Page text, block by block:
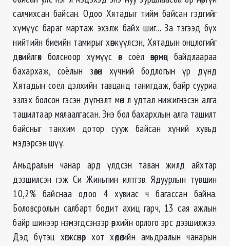
салчихсан байсан. Одоо Хятадыг тийм байсан гэдгийг
хүмүүс бараг мартаж эхэлж байх шиг... За тэгээд бүх
нийтийн биеийн тамирыг хөгжүүлсэн, Хятадын онцлогийг
дөвийлгөх болсноор хүмүүс өв соёл өвөрмөц байдлаараа
бахархаж, соёлын зөөлөн хүчний бодлогын үр дүнд
Хятадын соёл дэлхийн тавцанд танигдаж, байр сууриа
эзлэх болсон гэсэн дүгнэлт мөн л удтал нижигнэсэн алга
ташилтаар мялаалгасан. Энэ бол бахархлын алга ташилт
байсныг танхим дотор сууж байсан хүний хувьд
мэдэрсэн шүү.
Амьдралын чанар ард үлдсэн таван жилд айхтар
дээшилсэн гэж Си Жиньпин илтгэв. Ядуурлын түвшин
10,2% байснаа одоо 4 хувиас ч багассан байна.
Боловсролын салбарт бодит ахиц гарч, 13 сая ажлын
байр шинээр нэмэгдсэнээр өрхийн орлого эрс дээшилжээ.
Дэд бүтэц хөгжсөнөөр хот хөдөөгийн амьдралын чанарын